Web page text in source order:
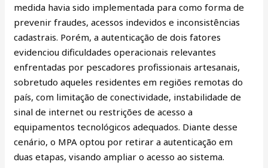
medida havia sido implementada para como forma de
prevenir fraudes, acessos indevidos e inconsistências
cadastrais. Porém, a autenticação de dois fatores
evidenciou dificuldades operacionais relevantes
enfrentadas por pescadores profissionais artesanais,
sobretudo aqueles residentes em regiões remotas do
país, com limitação de conectividade, instabilidade de
sinal de internet ou restrições de acesso a
equipamentos tecnológicos adequados. Diante desse
cenário, o MPA optou por retirar a autenticação em
duas etapas, visando ampliar o acesso ao sistema.